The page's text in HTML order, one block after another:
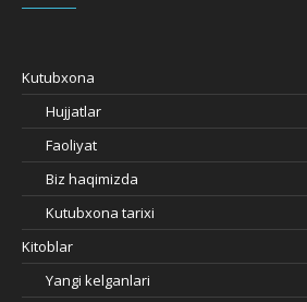
Kutubxona
Hujjatlar
Faoliyat
Biz haqimizda
Kutubxona tarixi
Kitoblar
Yangi kelganlari